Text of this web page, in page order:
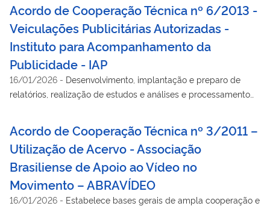
Acordo de Cooperação Técnica nº 6/2013 -
Veiculações Publicitárias Autorizadas -
Instituto para Acompanhamento da
Publicidade - IAP
16/01/2026 - Desenvolvimento, implantação e preparo de
relatórios, realização de estudos e análises e processamento
anunciantes do Poder Executivo federal. Vigência atual:
29/10/2013 a 28/10/2015
Acordo de Cooperação Técnica nº 3/2011 –
Utilização de Acervo - Associação
Brasiliense de Apoio ao Vídeo no
Movimento – ABRAVÍDEO
16/01/2026 - Estabelece bases gerais de ampla cooperação e